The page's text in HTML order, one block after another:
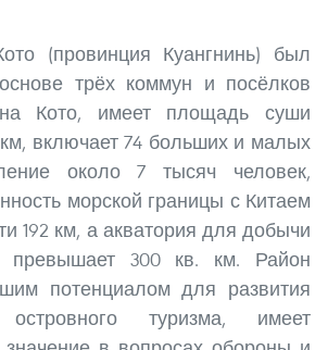
(провинция Куангнинь) был
трёх коммун и посёлков
Кото, имеет площадь суши
включает 74 больших и малых
около 7 тысяч человек,
морской границы с Китаем
192 км, а акватория для добычи
превышает 300 кв. км. Район
потенциалом для развития
туризма, имеет